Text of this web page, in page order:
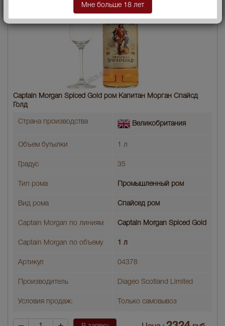
Captain Morgan Spiced Gold ром Капитан Морган Спайсд
Голд
Страна производства Великобритания
Объем бутылки 1 л
Градус 35
Тип рома Промышленный ром
Вид рома Спайсед ром
Captain Morgan по линиям Captain Morgan Spiced Gold
Captain Morgan по объему 1 л
Артикул 04378
Производитель Diageo Scotland Limited
Условия продаж: Только самовывоз
Мне больше 18 лет